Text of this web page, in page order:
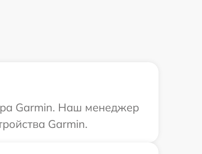
Garmin. Наш менеджер
Garmin.